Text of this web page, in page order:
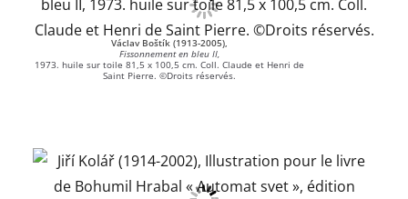
Václav Boštík (1913-2005),
Fissonnement en bleu II,
1973. huile sur toile 81,5 x 100,5 cm. Coll. Claude et Henri de
Saint Pierre. ©Droits réservés.